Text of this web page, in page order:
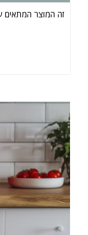
זה המוצר המתאים